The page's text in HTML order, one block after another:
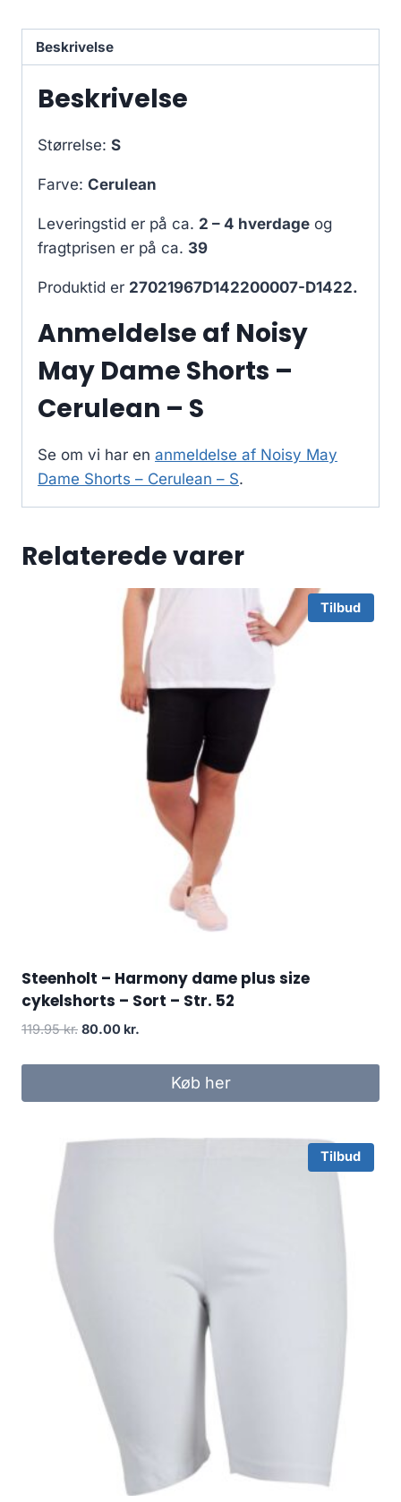
Beskrivelse
Beskrivelse
Størrelse: S
Farve: Cerulean
Leveringstid er på ca. 2 – 4 hverdage og
fragtprisen er på ca. 39
Produktid er 27021967D142200007-D1422.
Anmeldelse af Noisy
May Dame Shorts –
Cerulean – S
Se om vi har en anmeldelse af Noisy May
Dame Shorts – Cerulean – S.
Relaterede varer
Tilbud
Steenholt – Harmony dame plus size
cykelshorts – Sort – Str. 52
119.95kr. Original
was:
80.00 kr.
is:
80.00 kr..Køb her
Tilbud